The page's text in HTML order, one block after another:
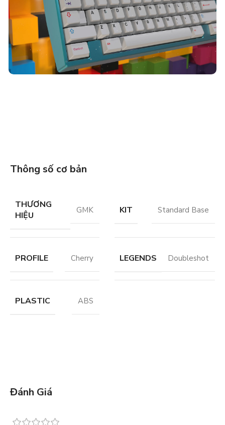
Thông số cơ bản
THƯƠNG
HIỆU
GMK KIT Standard Base
PROFILE Cherry LEGENDS Doubleshot
PLASTIC ABS
Đánh Giá